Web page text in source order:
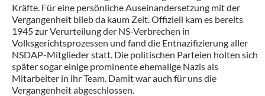
Kräfte. Für eine persönliche Auseinandersetzung mit der
Vergangenheit blieb da kaum Zeit. Offiziell kam es bereits
1945 zur Verurteilung der NS-Verbrechen in
Volksgerichtsprozessen und fand die Entnazifizierung aller
NSDAP-Mitglieder statt. Die politischen Parteien holten sich
später sogar einige prominente ehemalige Nazis als
Mitarbeiter in ihr Team. Damit war auch für uns die
Vergangenheit abgeschlossen.